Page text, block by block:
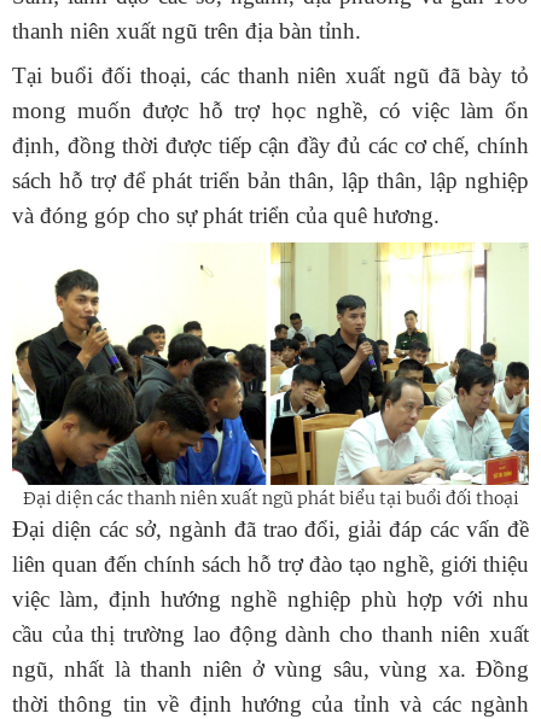
thanh niên xuất ngũ trên địa bàn tỉnh.
Tại buổi đối thoại, các thanh niên xuất ngũ đã bày tỏ
mong muốn được hỗ trợ học nghề, có việc làm ổn
định, đồng thời được tiếp cận đầy đủ các cơ chế, chính
sách hỗ trợ để phát triển bản thân, lập thân, lập nghiệp
và đóng góp cho sự phát triển của quê hương.
Đại diện các thanh niên xuất ngũ phát biểu tại buổi đối thoại
Đại diện các sở, ngành đã trao đổi, giải đáp các vấn đề
liên quan đến chính sách hỗ trợ đào tạo nghề, giới thiệu
việc làm, định hướng nghề nghiệp phù hợp với nhu
cầu của thị trường lao động dành cho thanh niên xuất
ngũ, nhất là thanh niên ở vùng sâu, vùng xa. Đồng
thời thông tin về định hướng của tỉnh và các ngành